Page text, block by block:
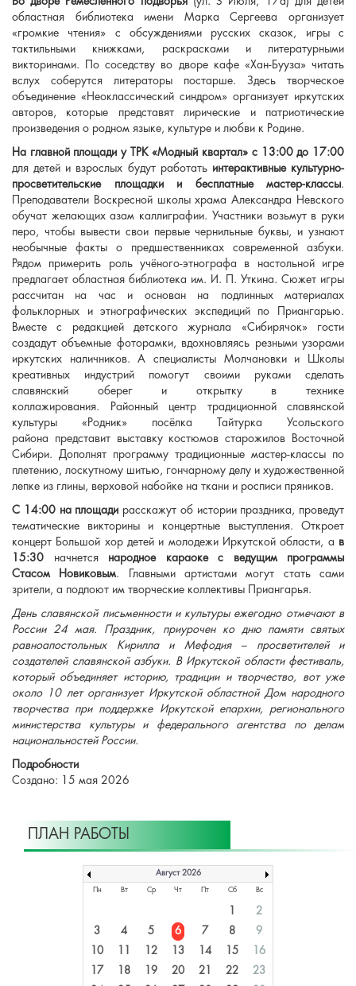
областная библиотека имени Марка Сергеева организует
«громкие чтения» с обсуждениями русских сказок, игры с
тактильными книжками, раскрасками и литературными
викторинами. По соседству во дворе кафе «Хан-Бууза» читать
вслух соберутся литераторы постарше. Здесь творческое
объединение «Неоклассический синдром» организует иркутских
авторов, которые представят лирические и патриотические
произведения о родном языке, культуре и любви к Родине.
На главной площади у ТРК «Модный квартал» с 13:00 до 17:00
для детей и взрослых будут работать интерактивные культурно-
просветительские площадки и бесплатные мастер-классы.
Преподаватели Воскресной школы храма Александра Невского
обучат желающих азам каллиграфии. Участники возьмут в руки
перо, чтобы вывести свои первые чернильные буквы, и узнают
необычные факты о предшественниках современной азбуки.
Рядом примерить роль учёного-этнографа в настольной игре
предлагает областная библиотека им. И. П. Уткина. Сюжет игры
рассчитан на час и основан на подлинных материалах
фольклорных и этнографических экспедиций по Приангарью.
Вместе с редакцией детского журнала «Сибирячок» гости
создадут объемные фоторамки, вдохновляясь резными узорами
иркутских наличников. А специалисты Молчановки и Школы
креативных индустрий помогут своими руками сделать
славянский оберег и открытку в технике
коллажирования. Районный центр традиционной славянской
культуры «Родник» посёлка Тайтурка Усольского
района представит выставку костюмов cтарожилов Восточной
Сибири. Дополнят программу традиционные мастер-классы по
плетению, лоскутному шитью, гончарному делу и художественной
лепке из глины, верховой набойке на ткани и росписи пряников.
С 14:00 на площади расскажут об истории праздника, проведут
тематические викторины и концертные выступления. Откроет
концерт Большой хор детей и молодежи Иркутской области, а в
15:30 начнется народное караоке с ведущим программы
Стасом Новиковым. Главными артистами могут стать сами
зрители, а подпоют им творческие коллективы Приангарья.
День славянской письменности и культуры ежегодно отмечают в
России 24 мая. Праздник, приурочен ко дню памяти святых
равноапостольных Кирилла и Мефодия – просветителей и
создателей славянской азбуки. В Иркутской области фестиваль,
который объединяет историю, традиции и творчество, вот уже
около 10 лет организует Иркутской областной Дом народного
творчества при поддержке Иркутской епархии, регионального
министерства культуры и федерального агентства по делам
национальностей России.
Подробности
Создано: 15 мая 2026
ПЛАН РАБОТЫ
Август 2026
Пн Вт Ср Чт Пт Сб Вс
1
2
3
4 5 6 7 8
9
10
11 12 13 14 15
16
17
18 19 20 21 22
23